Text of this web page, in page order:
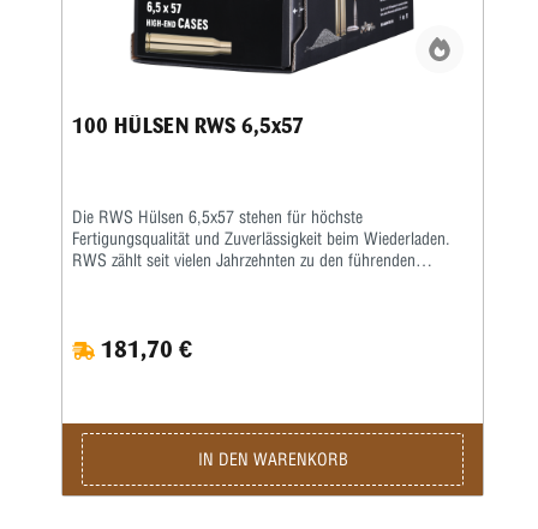
100 HÜLSEN RWS 6,5x57
Die RWS Hülsen 6,5x57 stehen für höchste
Fertigungsqualität und Zuverlässigkeit beim Wiederladen.
RWS zählt seit vielen Jahrzehnten zu den führenden
Sportschützen schätzen die gleichmäßige Materialstärke und
die exakte Maßhaltigkeit dieser hochwertigen Hülsen.
präzise und zuverlässige Laborierungen. Die präzise
Hülsengeometrie sorgt für eine sichere Zündung sowie
gleichmäßige Gasdrücke, was sich positiv auf die
Schussleistung und Wiederholgenauigkeit auswirkt.
181,70 €
IN DEN WARENKORB